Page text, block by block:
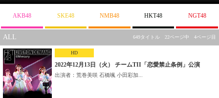
AKB48 SKE48 NMB48 HKT48 NGT48
ALL 649タイトル 22ページ中 4ページ目
HD
2022年12月13日（火） チームTII「恋愛禁止条例」公演
出演者：荒巻美咲 石橋颯 小田彩加...